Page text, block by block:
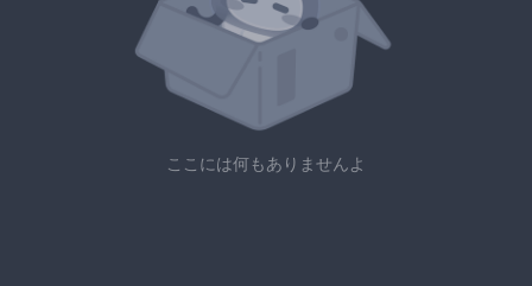
ここには何もありませんよ